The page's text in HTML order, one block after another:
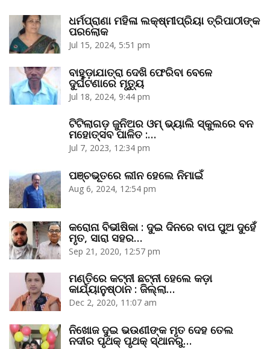
ଧର୍ମପ୍ରାଣା ମହିଳା ଲକ୍ଷ୍ମୀପ୍ରିୟା ତ୍ରିପାଠୀଙ୍କ
ପରଲୋକ
Jul 15, 2024, 5:51 pm
ବାହୁଡ଼ାଯାତ୍ରା ଦେଖି ଫେରିବା ବେଳେ
ଦୁର୍ଘଟଣାରେ ମୃତ୍ୟୁ
Jul 18, 2024, 9:44 pm
ଟିଟିଲାଗଡ଼ ଜୁନିଅର ଓମ୍‌ ଭ୍ୟାଲି ସ୍କୁଲରେ ବନ
ମହୋତ୍ସବ ପାଳିତ :…
Jul 7, 2023, 12:34 pm
ପଞ୍ଚଭୂତରେ ଲୀନ ହେଲେ ନିମାଇଁ
Aug 6, 2024, 12:54 pm
କରୋନା ବିଭୀଷିକା : ଦୁଇ ଦିନରେ ବାପ ପୁଅ ଦୁହେଁ
ମୃତ, ସାରା ସହର…
Sep 21, 2020, 12:57 pm
ମଣ୍ତିରେ କଟ୍‌ନୀ ଛଟ୍‌ନୀ ହେଲେ କଡ଼ା
କାର୍ଯ୍ୟାନୁଷ୍ଠାନ : ଜିଲ୍ଲା…
Dec 2, 2020, 11:07 am
ନିଖୋଜ ଦୁଇ ଭଉଣୀଙ୍କ ମୃତ ଦେହ ତେଲ
ନଦୀର ପୃଥକ୍‌ ପୃଥକ୍‌ ସ୍ଥାନରୁ…